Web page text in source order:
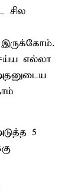
சில
இருக்கோம்.
எல்லா
5